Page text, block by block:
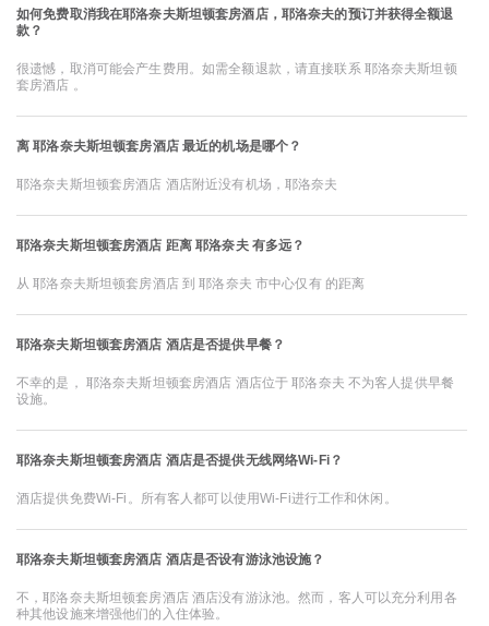
如何免费取消我在耶洛奈夫斯坦顿套房酒店，耶洛奈夫的预订并获得全额退
款？
很遗憾，取消可能会产生费用。如需全额退款，请直接联系 耶洛奈夫斯坦顿
套房酒店 。
离 耶洛奈夫斯坦顿套房酒店 最近的机场是哪个？
耶洛奈夫斯坦顿套房酒店 酒店附近没有机场，耶洛奈夫
耶洛奈夫斯坦顿套房酒店 距离 耶洛奈夫 有多远？
从 耶洛奈夫斯坦顿套房酒店 到 耶洛奈夫 市中心仅有 的距离
耶洛奈夫斯坦顿套房酒店 酒店是否提供早餐？
不幸的是， 耶洛奈夫斯坦顿套房酒店 酒店位于 耶洛奈夫 不为客人提供早餐
设施。
耶洛奈夫斯坦顿套房酒店 酒店是否提供无线网络Wi-Fi？
酒店提供免费Wi-Fi。所有客人都可以使用Wi-Fi进行工作和休闲。
耶洛奈夫斯坦顿套房酒店 酒店是否设有游泳池设施？
不，耶洛奈夫斯坦顿套房酒店 酒店没有游泳池。然而，客人可以充分利用各
种其他设施来增强他们的入住体验。